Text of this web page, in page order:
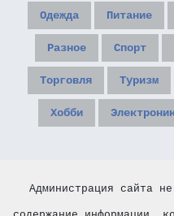
Одежда Питание
Разное Спорт
Торговля Туризм
Хобби
Администрация сайта